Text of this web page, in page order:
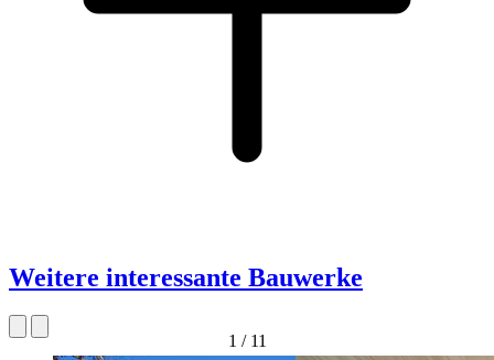
1 / 11
Weitere interessante Bauwerke